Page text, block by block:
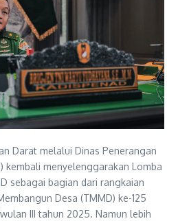
Darat melalui Dinas Penerangan
kembali menyelenggarakan Lomba
sebagai bagian dari rangkaian
Desa (TMMD) ke-125
III tahun 2025. Namun lebih